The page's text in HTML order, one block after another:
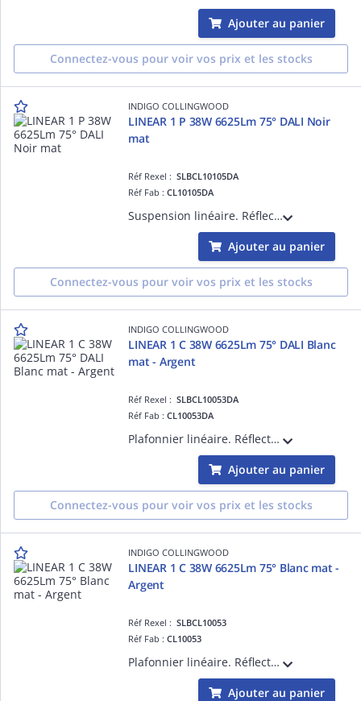
Ajouter au panier
Connectez-vous pour voir vos prix et les stocks
INDIGO COLLINGWOOD
LINEAR 1 P 38W 6625Lm 75° DALI Noir
mat
Réf Rexel :SLBCL10105DA
Réf Fab :CL10105DA
Suspension linéaire. Réflecteur basse luminance. 3000K, 3500K ou 4000K à sélectionner. Avec câbles de suspension noirs (2m max). Base ronde et câble d'alim noirs (2m) à commander séparément. Convertisseur dimmable DALI-push intégré.
Ajouter au panier
Connectez-vous pour voir vos prix et les stocks
INDIGO COLLINGWOOD
LINEAR 1 C 38W 6625Lm 75° DALI Blanc
mat - Argent
Réf Rexel :SLBCL10053DA
Réf Fab :CL10053DA
Plafonnier linéaire. Réflecteur basse luminance. 3000K, 3500K ou 4000K au choix à l'arrière du luminaire. Convertisseur dimmable DALI-push intégré dans l'appareil. Possibilité de mise en ligne jusqu'à maximum 25 luminaires.
Ajouter au panier
Connectez-vous pour voir vos prix et les stocks
INDIGO COLLINGWOOD
LINEAR 1 C 38W 6625Lm 75° Blanc mat -
Argent
Réf Rexel :SLBCL10053
Réf Fab :CL10053
Plafonnier linéaire. Réflecteur basse luminance. 3000K, 3500K ou 4000K au choix à l'arrière du luminaire. Convertisseur non dimmable intégré dans l'appareil. Possibilité de mise en ligne jusqu'à maximum 25 luminaires.
Ajouter au panier